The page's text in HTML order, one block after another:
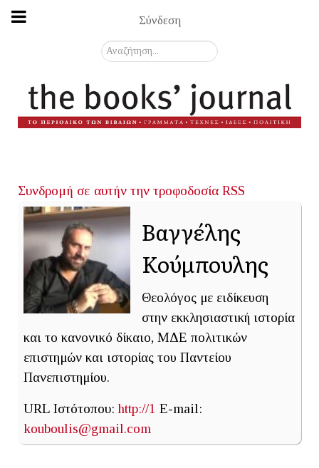
Σύνδεση
Αναζήτηση...
Συνδρομή σε αυτήν την τροφοδοσία RSS
Βαγγέλης
Κούμπουλης
Θεολόγος με ειδίκευση
στην εκκλησιαστική ιστορία
και το κανονικό δίκαιο, ΜΔΕ πολιτικών
επιστημών και ιστορίας του Παντείου
Πανεπιστημίου.
URL Ιστότοπου:http://1 E-mail:
kouboulis@gmail.com